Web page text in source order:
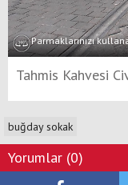
Parmaklarınızı
Tahmis Kahvesi
buğday sokak
Yorumlar (0)